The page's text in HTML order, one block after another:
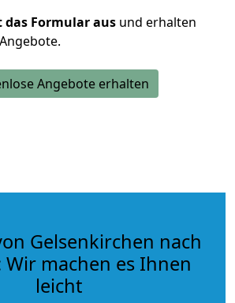
das Formular aus und erhalten
Angebote erhalten
Gelsenkirchen nach
Wir machen es Ihnen
leicht